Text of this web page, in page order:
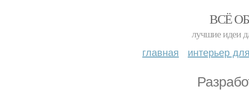
ВСЁ
лучшие идеи
главная интерьер